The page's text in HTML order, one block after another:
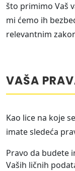
što primimo Vaš
mi ćemo ih
relevantnim
VAŠA
Kao lice na koje
imate sledeća
Pravo da budete
Vaših ličnih